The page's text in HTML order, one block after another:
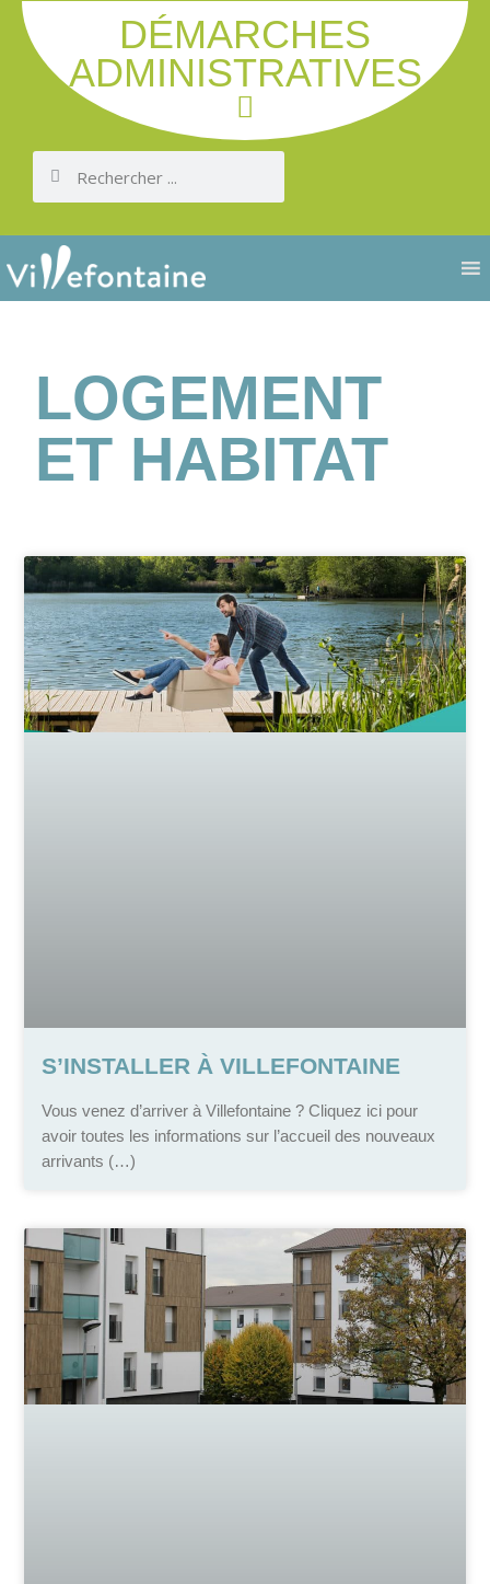
DÉMARCHES
ADMINISTRATIVES
LOGEMENT
ET HABITAT
S’INSTALLER À VILLEFONTAINE
Vous venez d’arriver à Villefontaine ? Cliquez ici pour
avoir toutes les informations sur l’accueil des nouveaux
arrivants (…)